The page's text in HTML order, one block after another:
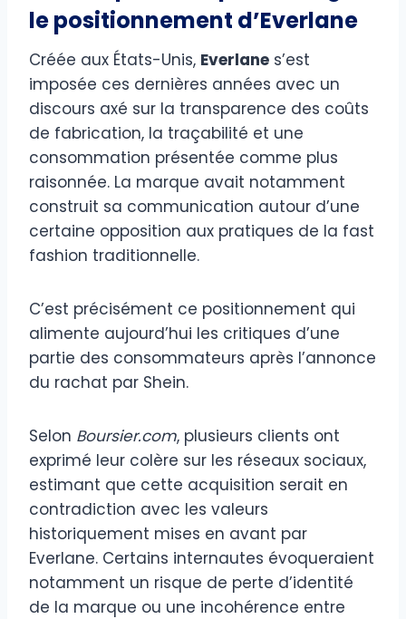
le positionnement d’Everlane
Créée aux États-Unis, Everlane s’est
imposée ces dernières années avec un
discours axé sur la transparence des coûts
de fabrication, la traçabilité et une
consommation présentée comme plus
raisonnée. La marque avait notamment
construit sa communication autour d’une
certaine opposition aux pratiques de la fast
fashion traditionnelle.
C’est précisément ce positionnement qui
alimente aujourd’hui les critiques d’une
partie des consommateurs après l’annonce
du rachat par Shein.
Selon Boursier.com, plusieurs clients ont
exprimé leur colère sur les réseaux sociaux,
estimant que cette acquisition serait en
contradiction avec les valeurs
historiquement mises en avant par
Everlane. Certains internautes évoqueraient
notamment un risque de perte d’identité
de la marque ou une incohérence entre